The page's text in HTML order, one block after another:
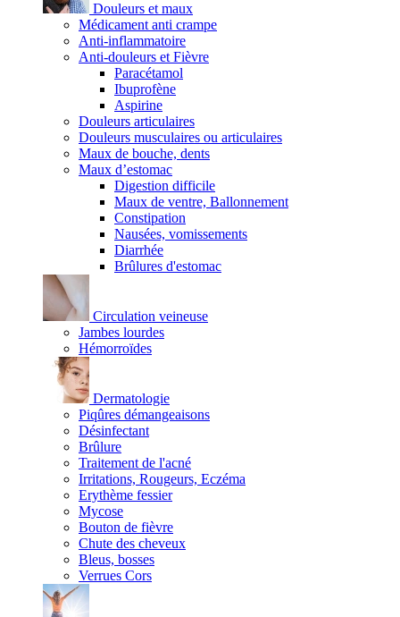
Douleurs et maux
Médicament anti crampe
Anti-inflammatoire
Anti-douleurs et Fièvre
Paracétamol
Ibuprofène
Aspirine
Douleurs articulaires
Douleurs musculaires ou articulaires
Maux de bouche, dents
Maux d’estomac
Digestion difficile
Maux de ventre, Ballonnement
Constipation
Nausées, vomissements
Diarrhée
Brûlures d'estomac
Circulation veineuse
Jambes lourdes
Hémorroïdes
Dermatologie
Piqûres démangeaisons
Désinfectant
Brûlure
Traitement de l'acné
Irritations, Rougeurs, Eczéma
Erythème fessier
Mycose
Bouton de fièvre
Chute des cheveux
Bleus, bosses
Verrues Cors